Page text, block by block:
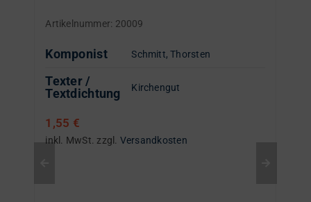
Artikelnummer: 20009
Komponist Schmitt, Thorsten
Texter /
Textdichtung
Kirchengut
1,55 €
inkl. MwSt. zzgl. Versandkosten